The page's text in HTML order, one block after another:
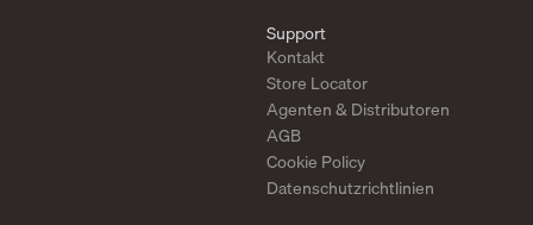
Support
Kontakt
Store Locator
Agenten & Distributoren
AGB
Cookie Policy
Datenschutzrichtlinien